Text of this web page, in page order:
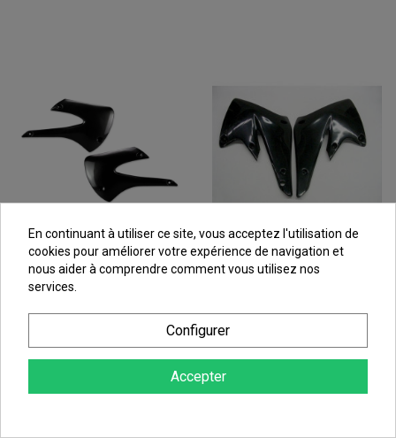
Ouies De Radiateur Noir
UFO Moto Pour Kawasaki
KX85 (01-13) - KA03717
48,06 €
Noires UFO Moto Pour
Kawasaki KX250 F (04-05)
- KA03756
au lieu de57,32 €
En continuant à utiliser ce site, vous acceptez l'utilisation de
cookies pour améliorer votre expérience de navigation et
nous aider à comprendre comment vous utilisez nos
services.
Configurer
Accepter